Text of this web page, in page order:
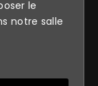
le
notre salle